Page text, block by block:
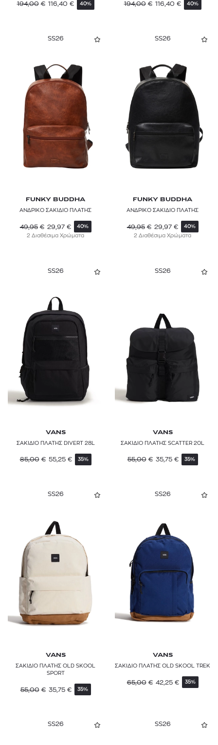
194,00 € 116,40 € 40% 194,00 € 116,40 € 40%
SS26
FUNKY BUDDHA
ΑΝΔΡΙΚΟ ΣΑΚΙΔΙΟ ΠΛΑΤΗΣ
49,95 € 29,97 € 40%
2 Διαθέσιμα Χρώματα
SS26
FUNKY BUDDHA
ΑΝΔΡΙΚΟ ΣΑΚΙΔΙΟ ΠΛΑΤΗΣ
49,95 € 29,97 € 40%
2 Διαθέσιμα Χρώματα
SS26
VANS
ΣΑΚΙΔΙΟ ΠΛΑΤΗΣ DIVERT 28L
85,00 € 55,25 € 35%
SS26
VANS
ΣΑΚΙΔΙΟ ΠΛΑΤΗΣ SCATTER 20L
55,00 € 35,75 € 35%
SS26
VANS
ΣΑΚΙΔΙΟ ΠΛΑΤΗΣ OLD SKOOL
SPORT
55,00 € 35,75 € 35%
SS26
VANS
ΣΑΚΙΔΙΟ ΠΛΑΤΗΣ OLD SKOOL TREK
65,00 € 42,25 € 35%
SS26 SS26